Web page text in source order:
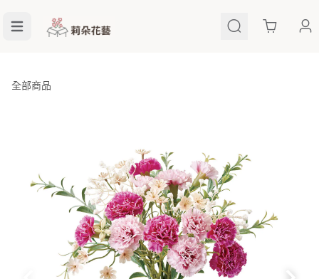
Cart
全部商品